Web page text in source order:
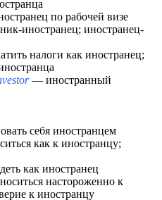
по рабочей визе
иностранец; иностранец-
налоги как иностранец;
— иностранный
себя иностранцем
как к иностранцу;
как иностранец
настороженно к
к иностранцу